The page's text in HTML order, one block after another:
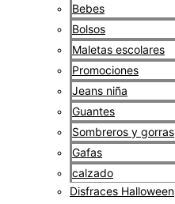
Bebes
Bolsos
Maletas escolares
Promociones
Jeans niña
Guantes
Sombreros y gorras
Gafas
calzado
Disfraces Halloween